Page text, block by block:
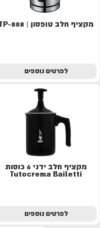
מקציף חלב טופסון | TP-808
לפרטים נוספים
מקציף חלב ידני 6 כוסות
Tutocrema Bailetti
לפרטים נוספים